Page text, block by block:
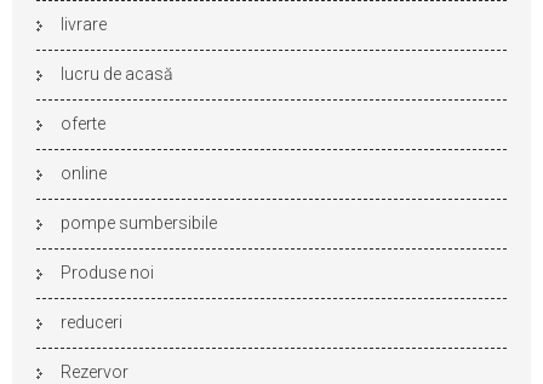
livrare
lucru de acasă
oferte
online
pompe sumbersibile
Produse noi
reduceri
Rezervor